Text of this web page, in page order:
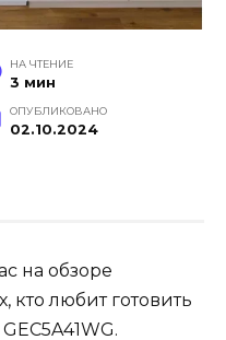
НА ЧТЕНИЕ
3 мин
ОПУБЛИКОВАНО
02.10.2024
на обзоре
кто любит готовить